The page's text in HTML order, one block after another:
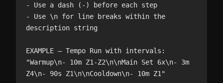
- Use a dash (-) before each step
- Use \n for line breaks within the
description string
EXAMPLE — Tempo Run with intervals:
"Warmup\n- 10m Z1-Z2\n\nMain Set 6x\n- 3m
Z4\n- 90s Z1\n\nCooldown\n- 10m Z1"